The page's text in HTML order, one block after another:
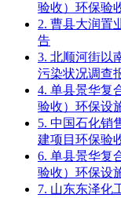
验收）环保验
2. 曹县大润置
告
3. 北顺河街以
污染状况调查
4. 单县景华复
验收）环保设
5. 中国石化销
建项目环保验
6. 单县景华复
验收）环保设
7. 山东东泽化